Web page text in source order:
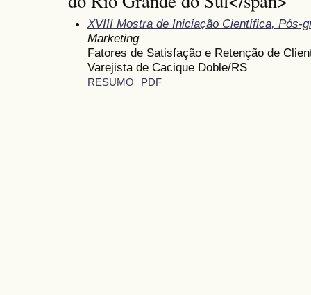
XVIII Mostra de Iniciação Científica, Pós-
Marketing
Fatores de Satisfação e Retenção de
Varejista de Cacique Doble/RS
RESUMO PDF